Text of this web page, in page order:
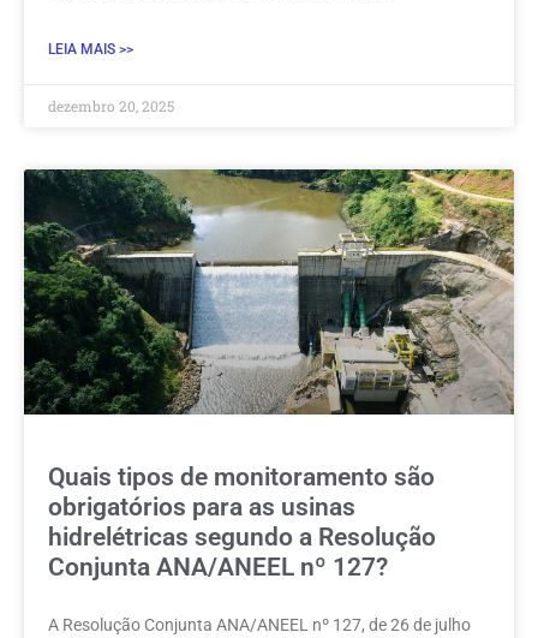
LEIA MAIS >>
dezembro 20, 2025
Quais tipos de monitoramento são
obrigatórios para as usinas
hidrelétricas segundo a Resolução
Conjunta ANA/ANEEL nº 127?
A Resolução Conjunta ANA/ANEEL nº 127, de 26 de julho